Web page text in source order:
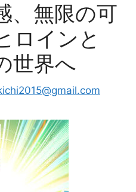
、無限の可
ロインと
世界へ